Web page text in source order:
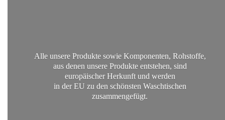
Alle unsere Produkte sowie Komponenten, Rohstoffe,
aus denen unsere Produkte entstehen, sind
europäischer Herkunft und werden
in der EU zu den schönsten Waschtischen
zusammengefügt.